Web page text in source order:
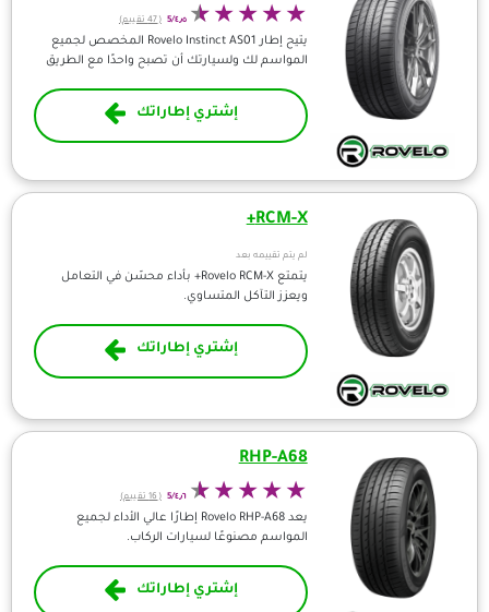
٤٫٥/5 (47 تقييم)
يتيح إطار Rovelo Instinct AS01 المخصص لجميع
المواسم لك ولسيارتك أن تصبح واحدًا مع الطريق
إشتري إطاراتك
RCM-X+
لم يتم تقييمه بعد
يتمتع Rovelo RCM-X+ بأداء محسّن في التعامل
ويعزز التآكل المتساوي.
إشتري إطاراتك
RHP-A68
٤٫٦/5 (16 تقييم)
يعد Rovelo RHP-A68 إطارًا عالي الأداء لجميع
المواسم مصنوعًا لسيارات الركاب.
إشتري إطاراتك